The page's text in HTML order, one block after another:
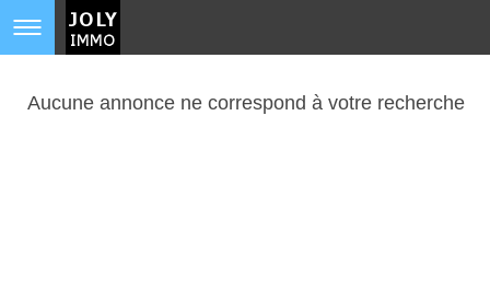
Aucune annonce ne correspond à votre recherche